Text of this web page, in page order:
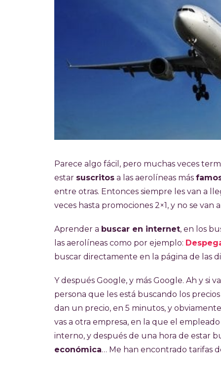
Parece algo fácil, pero muchas veces
estar suscritos a las aerolíneas más
entre otras. Entonces siempre les van a
veces hasta promociones 2×1, y no se
Aprender a buscar en internet, en los
las aerolíneas como por ejemplo:
buscar directamente en la página de las
Y después Google, y más Google. Ah y si
persona que les está buscando los
dan un precio, en 5 minutos, y
vas a otra empresa, en la que el
interno, y después de una hora de estar
económica… Me han encontrado tarifas